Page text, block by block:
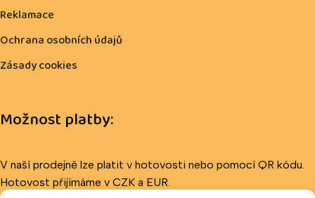
Reklamace
Ochrana osobních údajů
Zásady cookies
Možnost platby:
V naší prodejně lze platit v hotovosti nebo pomocí QR kódu.
Hotovost přijímáme v CZK a EUR.